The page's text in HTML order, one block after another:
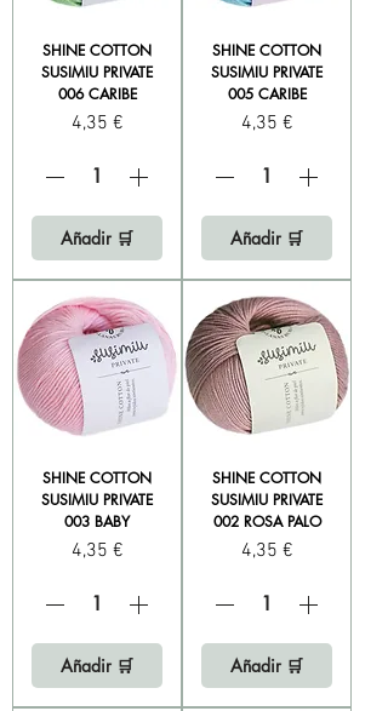
SHINE COTTON
SUSIMIU PRIVATE
006 CARIBE
Precio
4,35 €
Añadir 🛒
SHINE COTTON
SUSIMIU PRIVATE
005 CARIBE
Precio
4,35 €
Añadir 🛒
SHINE COTTON
SUSIMIU PRIVATE
003 BABY
Precio
4,35 €
Añadir 🛒
SHINE COTTON
SUSIMIU PRIVATE
002 ROSA PALO
Precio
4,35 €
Añadir 🛒